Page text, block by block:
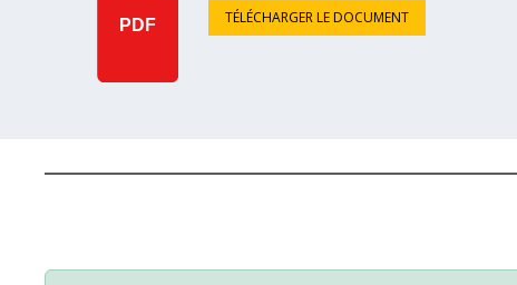
PDF TÉLÉCHARGER LE DOCUMENT